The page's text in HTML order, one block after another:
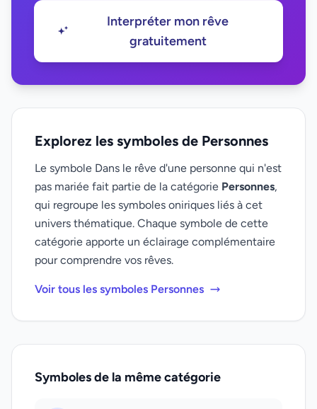
Interpréter mon rêve
gratuitement
Explorez les symboles de Personnes
Le symbole Dans le rêve d'une personne qui n'est
pas mariée fait partie de la catégorie Personnes,
qui regroupe les symboles oniriques liés à cet
univers thématique. Chaque symbole de cette
catégorie apporte un éclairage complémentaire
pour comprendre vos rêves.
Voir tous les symboles Personnes
Symboles de la même catégorie